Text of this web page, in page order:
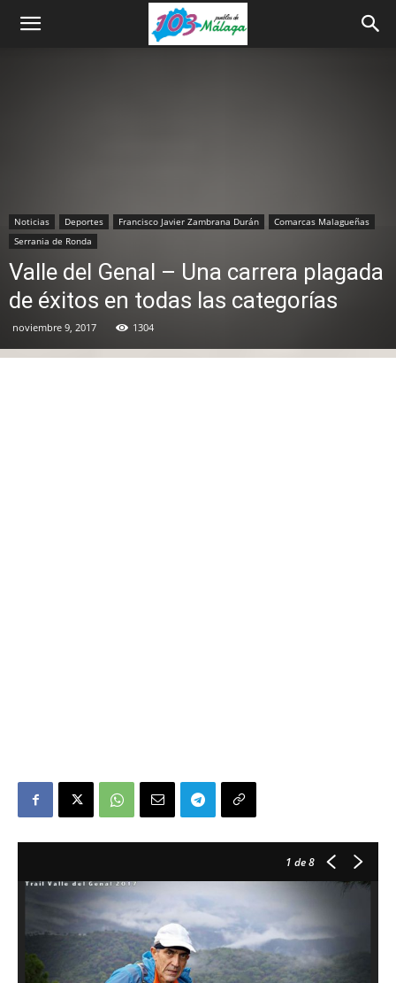
Noticias Deportes Francisco Javier Zambrana Durán
Comarcas Malagueñas
Serrania de Ronda
Valle del Genal – Una carrera plagada
de éxitos en todas las categorías
noviembre 9, 2017 1304
1 de 8